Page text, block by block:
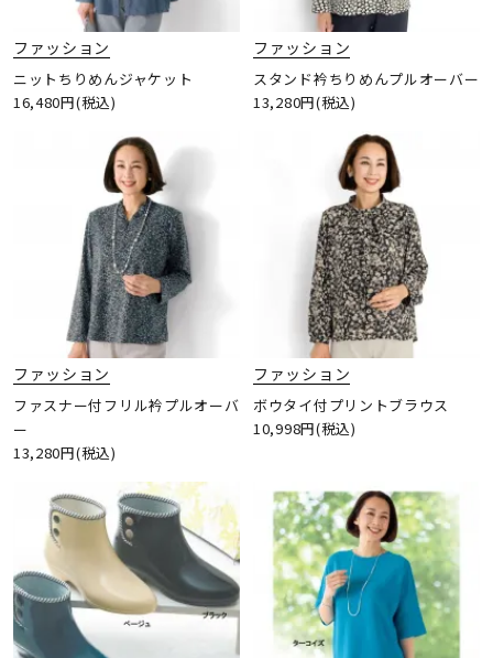
ファッション
ニットちりめんジャケット
16,480円(税込)
ファッション
スタンド衿ちりめんプルオーバー
13,280円(税込)
ファッション
ファスナー付フリル衿プルオーバ
ー
13,280円(税込)
ファッション
ボウタイ付プリントブラウス
10,998円(税込)